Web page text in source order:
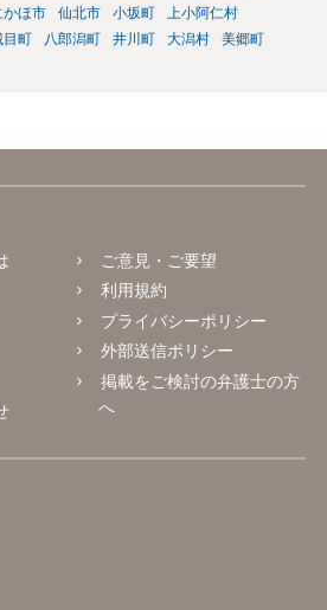
かほ市 仙北市 小坂町
上小阿仁村
目町 八郎潟町 井川町 大潟村
美郷町
ご意見・ご要望
利用規約
プライバシーポリシー
外部送信ポリシー
掲載をご検討の弁護士の方
へ